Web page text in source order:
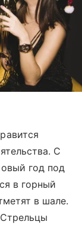
С
год под
в горный
в шале.